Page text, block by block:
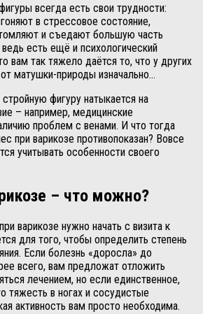
всегда есть свои трудности:
в стрессовое состояние,
и съедают большую часть
есть ещё и психологический
вам так тяжело даётся то, что у других
матушки-природы изначально…
фигуру натыкается на
– например, медицинские
проблем с венами. И что тогда
при варикозе противопоказан? Вовсе
учитывать особенности своего
– что можно?
варикозе нужно начать с визита к
для того, чтобы определить степень
Если болезнь «доросла» до
всего, вам предложат отложить
лечением, но если единственное,
тяжесть в ногах и сосудистые
активность вам просто необходима.